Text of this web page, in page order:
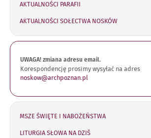
AKTUALNOŚCI PARAFII
AKTUALNOŚCI SOŁECTWA NOSKÓW
UWAGA! zmiana adresu email.
Korespondencję prosimy wysyłać na adres
noskow@archpoznan.pl
MSZE ŚWIĘTE I NABOŻEŃSTWA
LITURGIA SŁOWA NA DZIŚ